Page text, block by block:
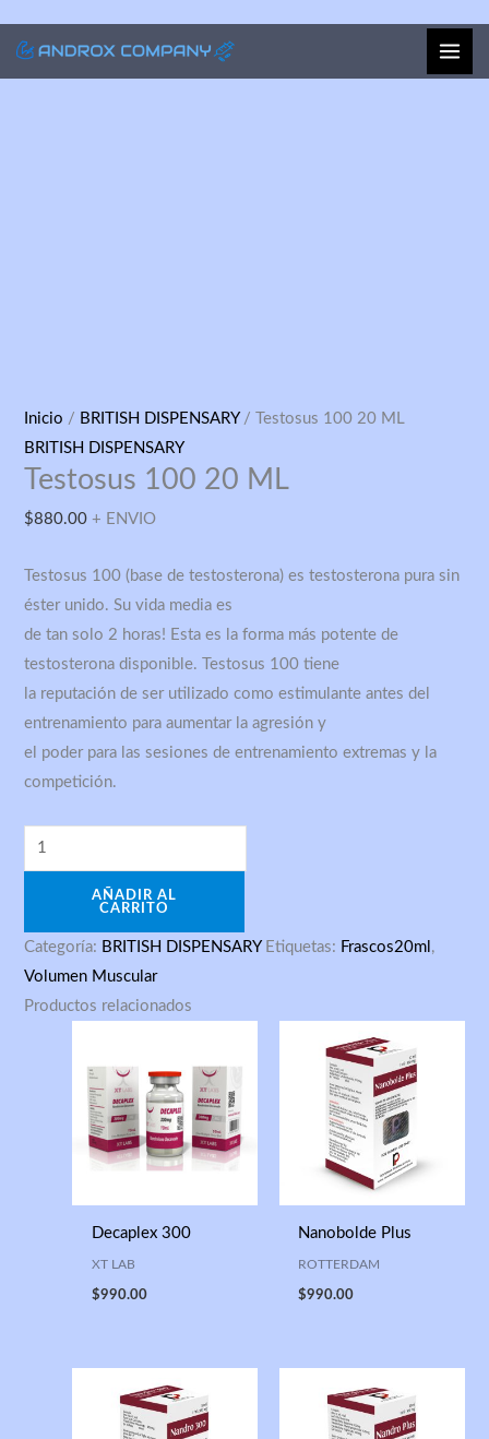
Inicio / BRITISH DISPENSARY/ Testosus 100 20 ML
BRITISH DISPENSARY
Testosus 100 20 ML
$880.00 + ENVIO
Testosus 100 (base de testosterona) es testosterona pura sin
éster unido. Su vida media es
de tan solo 2 horas! Esta es la forma más potente de
testosterona disponible. Testosus 100 tiene
la reputación de ser utilizado como estimulante antes del
entrenamiento para aumentar la agresión y
el poder para las sesiones de entrenamiento extremas y la
competición.
Testosus
100
20
ML
AÑADIR AL
CARRITO
Categoría: BRITISH DISPENSARY Etiquetas: Frascos20ml ,
Volumen Muscular
Productos relacionados
Decaplex 300
XT LAB
$990.00
Nanobolde Plus
ROTTERDAM
$990.00